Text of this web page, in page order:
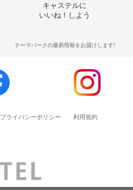
キャステルに
いいね！しよう
テーマパークの最新情報をお届けします!
プライバシーポリシー 利用規約